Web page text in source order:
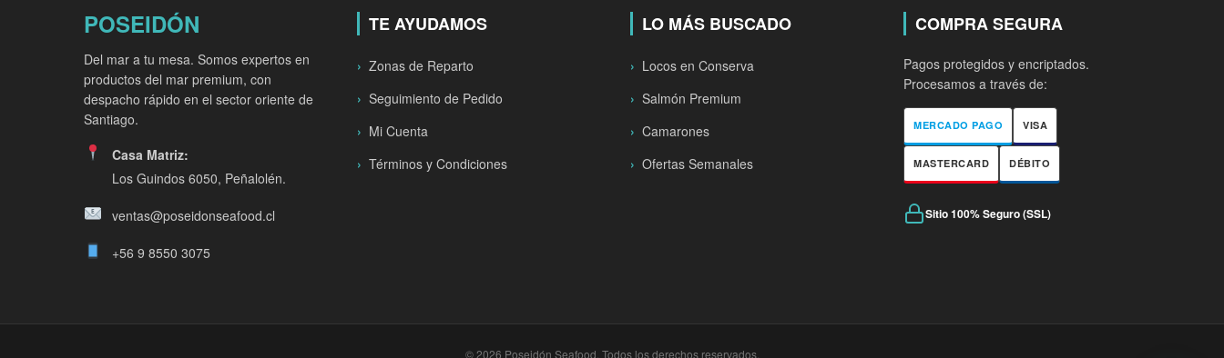
POSEIDÓN
Del mar a tu mesa. Somos expertos en
productos del mar premium, con
despacho rápido en el sector oriente de
Santiago.
Casa Matriz:
Los Guindos 6050, Peñalolén.
ventas@poseidonseafood.cl
+56 9 8550 3075
TE AYUDAMOS
Zonas de Reparto
Seguimiento de Pedido
Mi Cuenta
Términos y Condiciones
LO MÁS BUSCADO
Locos en Conserva
Salmón Premium
Camarones
Ofertas Semanales
COMPRA SEGURA
Pagos protegidos y encriptados.
Procesamos a través de:
MERCADO PAGO VISA
MASTERCARD DÉBITO
Sitio 100% Seguro (SSL)
© 2026 Poseidón Seafood. Todos los derechos reservados.